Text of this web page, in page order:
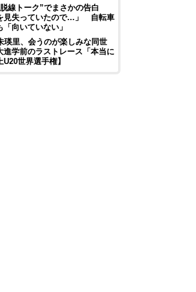
線トーク”でまさかの告白
見失っていたので…」 自転車
向いていない」
瑛里、会うのが楽しみな同世
学前のラストレース「本当に
世界選手権】